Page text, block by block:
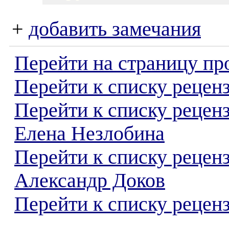
+ добавить замечания
Перейти на страницу
Перейти к списку
Перейти к списку
Елена Незлобина
Перейти к списку
Александр Доков
Перейти к списку